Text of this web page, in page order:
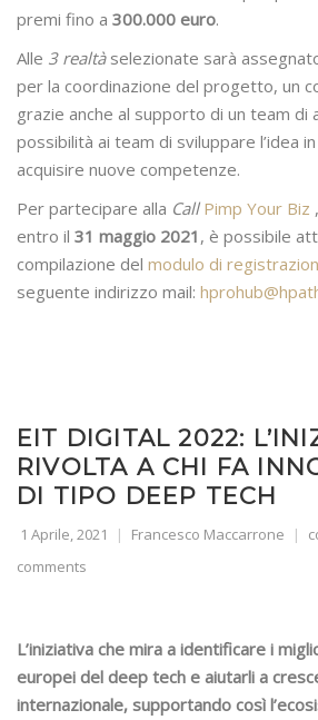
premi fino a 300.000 euro.
Alle 3 realtàselezionate sarà
per la coordinazione del progetto, un
grazie anche al supporto di un team di
possibilità ai team di sviluppare l’idea
acquisire nuove competenze.
Per partecipare alla Call Pimp Your Biz
entro il 31 maggio 2021 , è possibile
compilazione del modulo di
seguente indirizzo mail:
EIT DIGITAL 2022:
RIVOLTA A CHI FA
DI TIPO DEEP TECH
1 Aprile, 2021 Francesco Maccarrone
comments
L’iniziativa che mira a identificare i
europei del deep tech e aiutarli a
internazionale, supportando così